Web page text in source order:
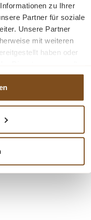
zu Ihrer
Partner für soziale
Unsere Partner
mit weiteren
haben oder